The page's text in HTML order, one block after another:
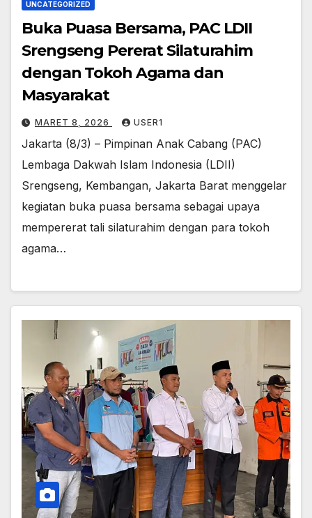
UNCATEGORIZED
Buka Puasa Bersama, PAC LDII
Srengseng Pererat Silaturahim
dengan Tokoh Agama dan
Masyarakat
MARET 8, 2026 USER1
Jakarta (8/3) – Pimpinan Anak Cabang (PAC)
Lembaga Dakwah Islam Indonesia (LDII)
Srengseng, Kembangan, Jakarta Barat menggelar
kegiatan buka puasa bersama sebagai upaya
mempererat tali silaturahim dengan para tokoh
agama…